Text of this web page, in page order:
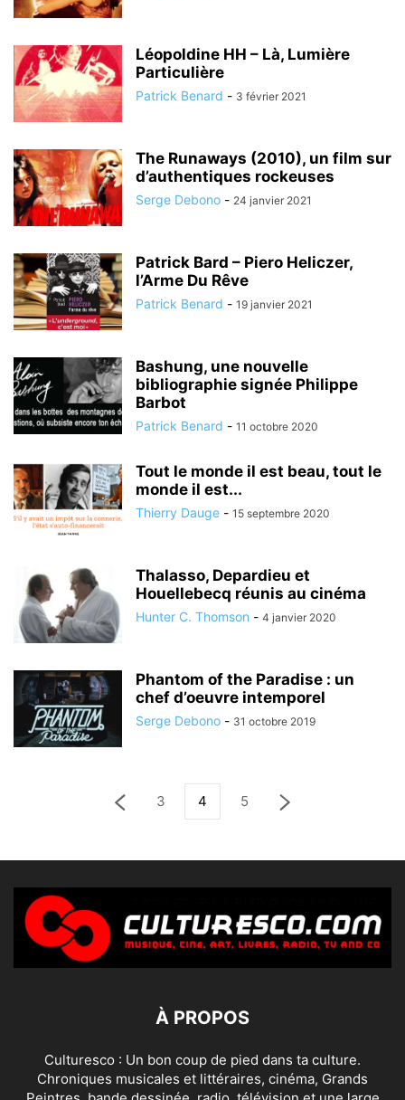
Léopoldine HH – Là, Lumière
Particulière
Patrick Benard - 3 février 2021
The Runaways (2010), un film sur
d’authentiques rockeuses
Serge Debono - 24 janvier 2021
Patrick Bard – Piero Heliczer,
l’Arme Du Rêve
Patrick Benard - 19 janvier 2021
Bashung, une nouvelle
bibliographie signée Philippe
Barbot
Patrick Benard - 11 octobre 2020
Tout le monde il est beau, tout le
monde il est...
Thierry Dauge - 15 septembre 2020
Thalasso, Depardieu et
Houellebecq réunis au cinéma
Hunter C. Thomson - 4 janvier 2020
Phantom of the Paradise : un
chef d’oeuvre intemporel
Serge Debono - 31 octobre 2019
3 4 5
À PROPOS
Culturesco : Un bon coup de pied dans ta culture.
Chroniques musicales et littéraires, cinéma, Grands